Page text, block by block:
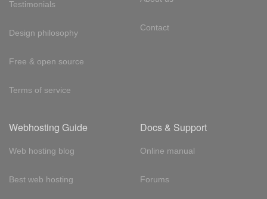
Testimonials
Design philosophy
Free & open source
Terms of service
Contact
Webhosting Guide
Web hosting blog
Best web hosting
Docs & Support
Online manual
Forums